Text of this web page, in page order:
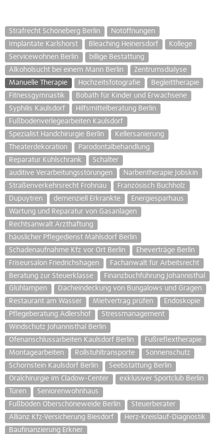
Strafrecht Schöneberg Berlin
Notöffnungen
Implantate Karlshorst
Bleaching Heinersdorf
Kollege
Servicewohnen Berlin
billige Bestattung
Alkoholsucht bei einem Mann Berlin
Zentrumsdialyse
Manuelle Therapie
Hochzeitsfotografie
Begleittherapie
Fitnessgymnastik
Bobath für Kinder und Erwachsene
Syphilis Kaulsdorf
Hilfsmittelberatung Berlin
Fußbodenverlegearbeiten Kaulsdorf
Spezialist Handchirurgie Berlin
Kellersanierung
Theaterdekoration
Parodontalbehandlung
Reparatur Kühlschrank
Schalter
auditive Verarbeitungsstörungen
Narbentherapie Jobskin
Straßenverkehrsrecht Frohnau
Französisch Buchholz
Dupuytren
demenziell Erkrankte
Energiesparhaus
Wartung und Reparatur von Gasanlagen
Rechtsanwalt Arzthaftung
häuslicher Pflegedienst Mahlsdorf Berlin
Schadenaufnahme Kfz vor Ort Berlin
Eheverträge Berlin
Friseursalon Friedrichshagen
Fachanwalt für Arbeitsrecht
Beratung zur Steuerklasse
Finanzbuchführung Johannisthal
Glühlampen
Dacheindeckung von Bungalows und Gragen
Restaurant am Wasser
Mietvertrag prüfen
Endoskopie
Pflegeberatung Adlershof
Stressmanagement
Windschutz Johannisthal Berlin
Ofenanschlussarbeiten Kaulsdorf Berlin
Fußreflextherapie
Montagearbeiten
Rollstuhltransporte
Sonnenschutz
Schornstein Kaulsdorf Berlin
Seebstattung Berlin
Oralchirurgie im Cladow-Center
exklusiver Sportclub Berlin
Türen
Seniorenwohnhaus
Fußböden Oberschöneweide Berlin
Steuerberater
Allianz Kfz-Versicherung Biesdorf
Herz-Kreislauf-Diagnostik
Baufinanzierung Erkner